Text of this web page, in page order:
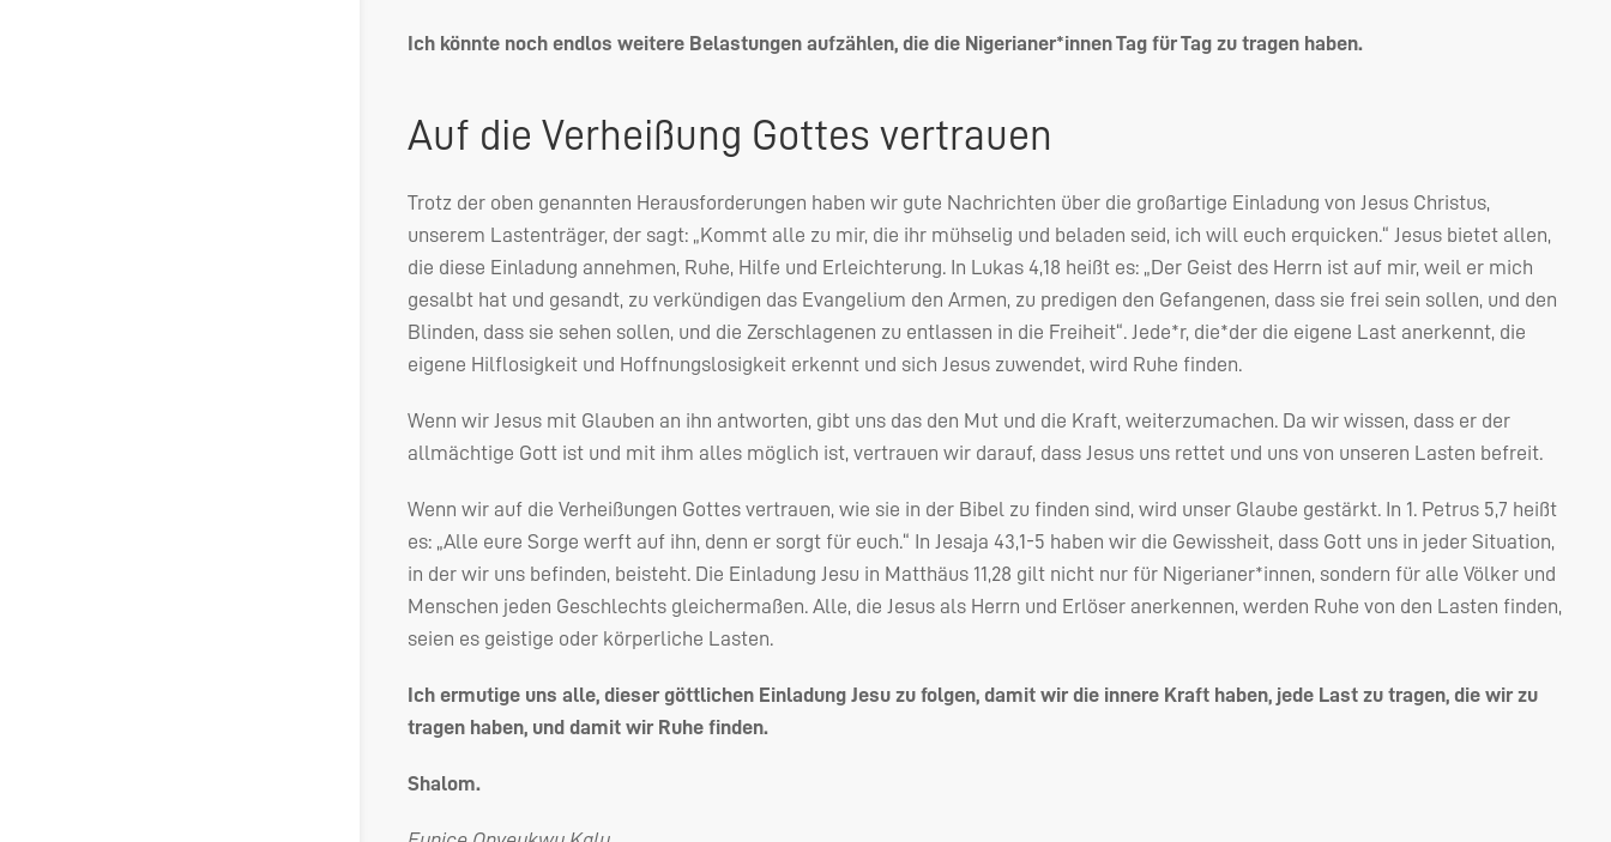
Ich könnte noch endlos weitere Belastungen aufzählen, die die Nigerianer*innen Tag für Tag zu tragen haben.
Auf die Verheißung Gottes vertrauen
Trotz der oben genannten Herausforderungen haben wir gute Nachrichten über die großartige Einladung von Jesus Christus,
unserem Lastenträger, der sagt: „Kommt alle zu mir, die ihr mühselig und beladen seid, ich will euch erquicken.“ Jesus bietet allen,
die diese Einladung annehmen, Ruhe, Hilfe und Erleichterung. In Lukas 4,18 heißt es: „Der Geist des Herrn ist auf mir, weil er mich
gesalbt hat und gesandt, zu verkündigen das Evangelium den Armen, zu predigen den Gefangenen, dass sie frei sein sollen, und den
Blinden, dass sie sehen sollen, und die Zerschlagenen zu entlassen in die Freiheit“. Jede*r, die*der die eigene Last anerkennt, die
eigene Hilflosigkeit und Hoffnungslosigkeit erkennt und sich Jesus zuwendet, wird Ruhe finden.
Wenn wir Jesus mit Glauben an ihn antworten, gibt uns das den Mut und die Kraft, weiterzumachen. Da wir wissen, dass er der
allmächtige Gott ist und mit ihm alles möglich ist, vertrauen wir darauf, dass Jesus uns rettet und uns von unseren Lasten befreit.
Wenn wir auf die Verheißungen Gottes vertrauen, wie sie in der Bibel zu finden sind, wird unser Glaube gestärkt. In 1. Petrus 5,7 heißt
es: „Alle eure Sorge werft auf ihn, denn er sorgt für euch.“ In Jesaja 43,1-5 haben wir die Gewissheit, dass Gott uns in jeder Situation,
in der wir uns befinden, beisteht. Die Einladung Jesu in Matthäus 11,28 gilt nicht nur für Nigerianer*innen, sondern für alle Völker und
Menschen jeden Geschlechts gleichermaßen. Alle, die Jesus als Herrn und Erlöser anerkennen, werden Ruhe von den Lasten finden,
seien es geistige oder körperliche Lasten.
Ich ermutige uns alle, dieser göttlichen Einladung Jesu zu folgen, damit wir die innere Kraft haben, jede Last zu tragen, die wir zu
tragen haben, und damit wir Ruhe finden.
Shalom.